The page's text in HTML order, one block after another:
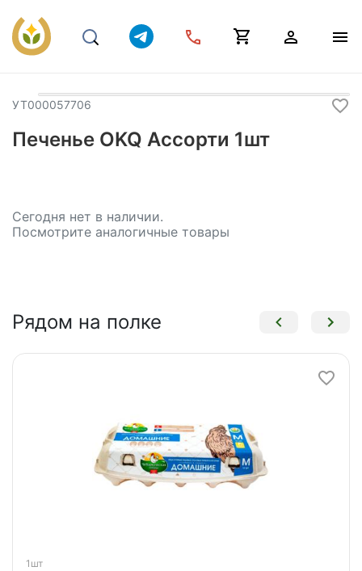
УТ000057706
Печенье OKQ Ассорти 1шт
Сегодня нет в наличии.
Посмотрите аналогичные товары
Рядом на полке
1шт